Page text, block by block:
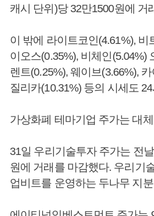
캐시 단위)당 32만1500원에 거
이 밖에 라이트코인(4.61%), 비
이오스(0.35%), 비체인(5.04%)
렌트(0.25%), 웨이브(3.66%),
질리카(10.31%) 등의 시세도
가상화폐 테마기업 주가는 대
31일 우리기술투자 주가는 전
원에 거래를 마감했다. 우리기
업비트를 운영하는 두나무 지